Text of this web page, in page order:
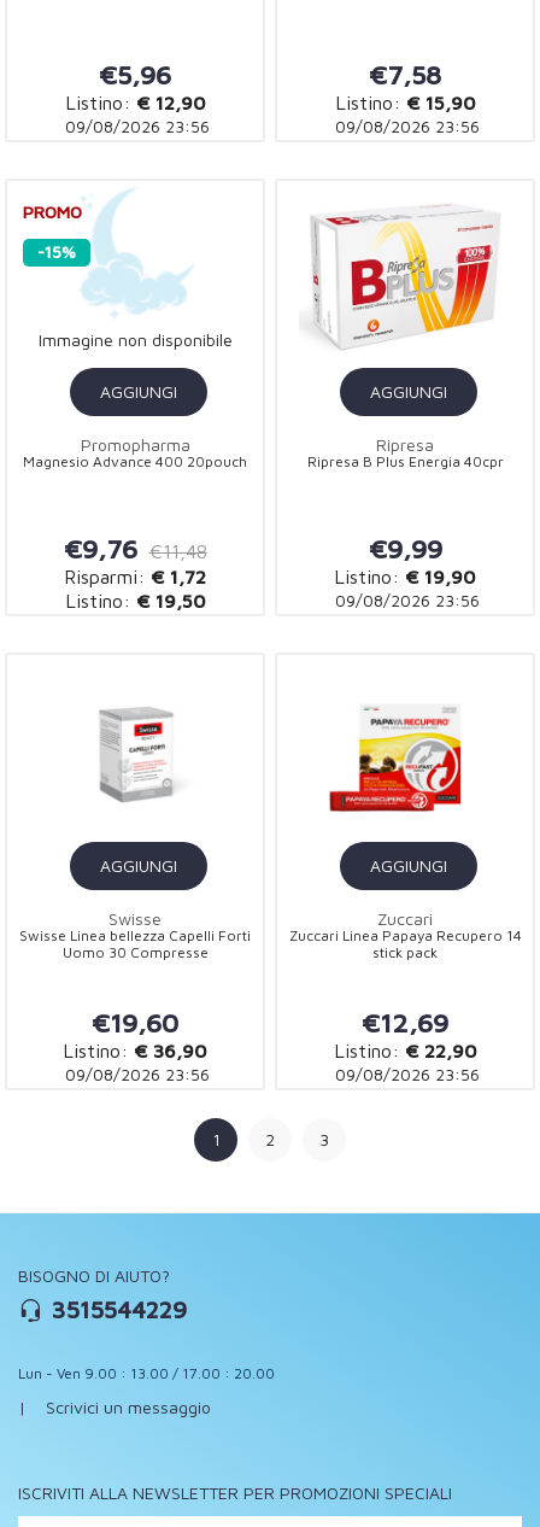
€5,96
Listino: € 12,90
09/08/2026 23:56
€7,58
Listino: € 15,90
09/08/2026 23:56
Immagine non disponibile
PROMO
-15%
AGGIUNGI
Promopharma
Magnesio Advance 400 20pouch
€9,76 €11,48
Risparmi: € 1,72
Listino: € 19,50
AGGIUNGI
Ripresa
Ripresa B Plus Energia 40cpr
€9,99
Listino: € 19,90
09/08/2026 23:56
AGGIUNGI
Swisse
Swisse Linea bellezza Capelli Forti
Uomo 30 Compresse
€19,60
Listino: € 36,90
09/08/2026 23:56
AGGIUNGI
Zuccari
Zuccari Linea Papaya Recupero 14
stick pack
€12,69
Listino: € 22,90
09/08/2026 23:56
1 2 3
BISOGNO DI AIUTO?
3515544229
Lun - Ven 9.00 : 13.00 / 17.00 : 20.00
| Scrivici un messaggio
ISCRIVITI ALLA NEWSLETTER PER PROMOZIONI SPECIALI